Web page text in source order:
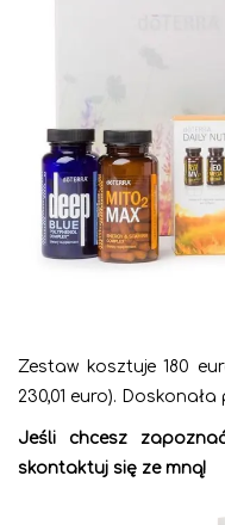
Zestaw kosztuje 180
230,01 euro).
Jeśli chcesz
skontaktuj się ze mną!